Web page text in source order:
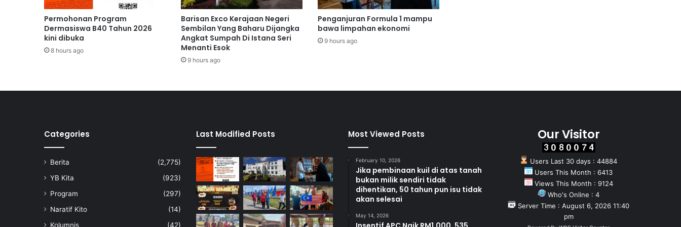
e
m
a
s
d
n
i
s
t
p
h
K
r
a
u
r
i
d
a
n
K
Permohonan Program
Dermasiswa B40 Tahun 2026
kini dibuka
8 hours ago
Barisan Exco Kerajaan Negeri
Sembilan Yang Baharu Dijangka
Angkat Sumpah Di Istana Seri
Menanti Esok
9 hours ago
Penganjuran Formula 1 mampu
bawa limpahan ekonomi
9 hours ago
Categories
Berita
(2,775)
YB Kita
(923)
Program
(297)
Naratif Kito
(14)
Kolumnis
(42)
Last Modified Posts Most Viewed Posts
February 10, 2026
Jika pembinaan kuil di atas tanah
bukan milik sendiri tidak
dihentikan, 50 tahun pun isu tidak
akan selesai
May 14, 2026
Our Visitor
Users Last 30 days : 44884
Users This Month : 6413
Views This Month : 9124
Who's Online : 4
Server Time : August 6, 2026 11:40
pm